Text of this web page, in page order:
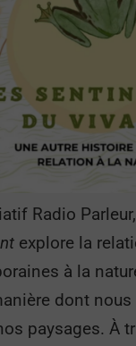
Radio Parleur,
explore la
à la
dont
paysages. À